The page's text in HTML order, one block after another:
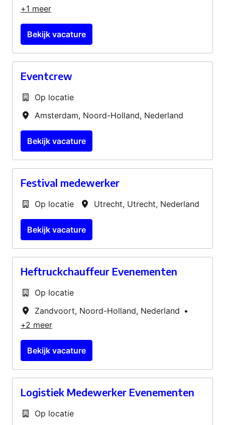
+1 meer
Bekijk vacature
Eventcrew
Op locatie
Amsterdam, Noord-Holland, Nederland
Bekijk vacature
Festival medewerker
Op locatie Utrecht, Utrecht, Nederland
Bekijk vacature
Heftruckchauffeur Evenementen
Op locatie
Zandvoort, Noord-Holland, Nederland •
+2 meer
Bekijk vacature
Logistiek Medewerker Evenementen
Op locatie